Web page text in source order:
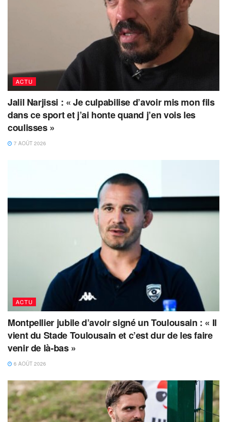
ACTU
Jalil Narjissi : « Je culpabilise d’avoir mis mon fils
dans ce sport et j’ai honte quand j’en vois les
coulisses »
7 AOÛT 2026
ACTU
Montpellier jubile d’avoir signé un Toulousain : « Il
vient du Stade Toulousain et c’est dur de les faire
venir de là-bas »
6 AOÛT 2026